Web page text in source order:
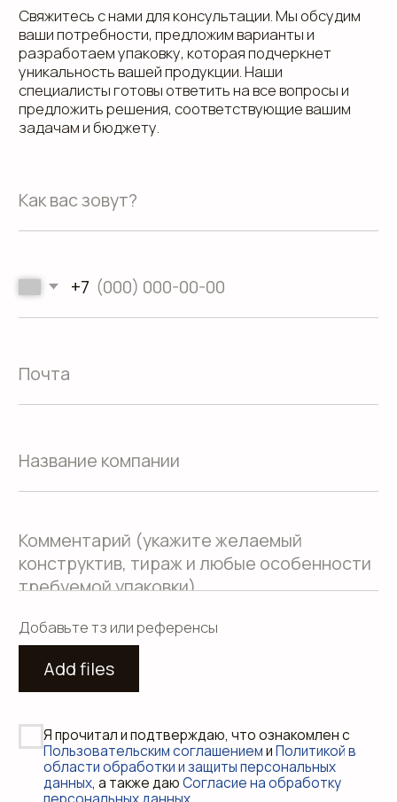
Услуги
Направления
Портфолио
Блог
Кейсы
Каталог
Доставка
Реквизиты
Программа лояльности
Вакансии
Производство упаковки
Использование файлов куки
Положение о защите
персональных данных
Согласие на обработку персональных